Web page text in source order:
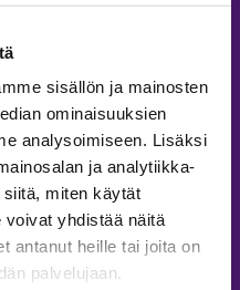
sisällön ja mainosten
ominaisuuksien
analysoimiseen. Lisäksi
ja analytiikka-
miten käytät
yhdistää näitä
antanut heille tai joita on
palvelujaan.